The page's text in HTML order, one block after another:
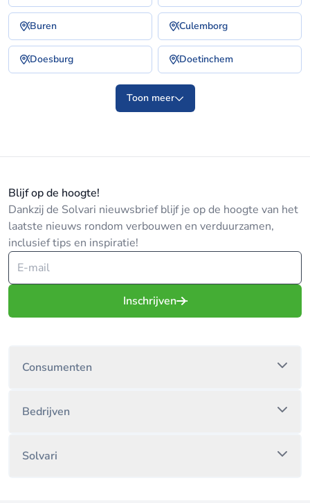
Buren Culemborg
Doesburg Doetinchem
Toon meer
Blijf op de hoogte!
Dankzij de Solvari nieuwsbrief blijf je op de hoogte van het
laatste nieuws rondom verbouwen en verduurzamen,
inclusief tips en inspiratie!
Inschrijven
Consumenten
Bedrijven
Solvari